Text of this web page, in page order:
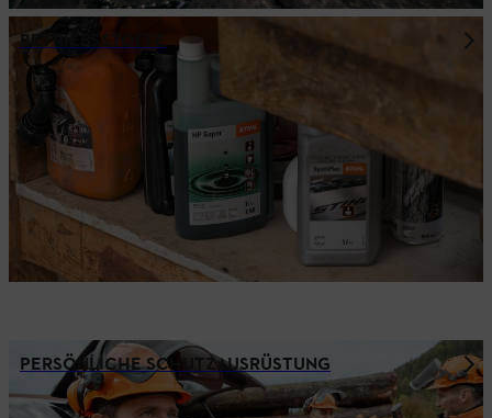
BETRIEBSSTOFFE
PERSÖNLICHE SCHUTZAUSRÜSTUNG